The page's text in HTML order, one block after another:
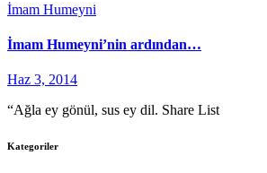
İmam Humeyni
İmam Humeyni’nin ardından…
Haz 3, 2014
“Ağla ey gönül, sus ey dil. Share List
Kategoriler